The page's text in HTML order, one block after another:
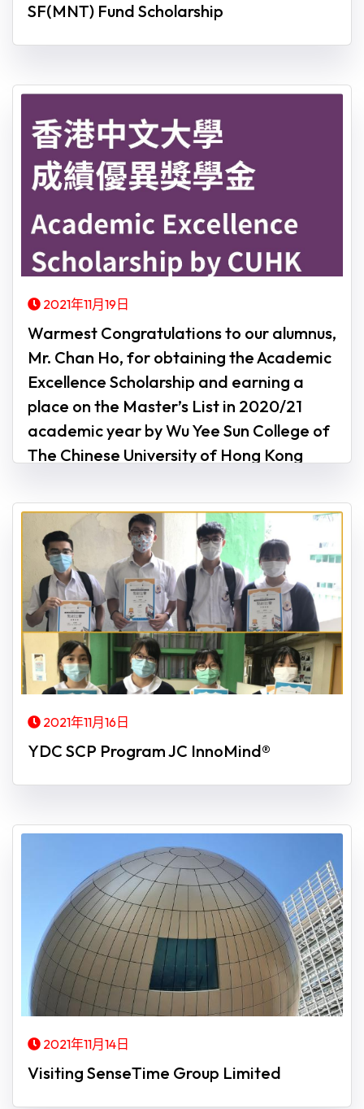
SF(MNT) Fund Scholarship
2021年11月19日
Warmest Congratulations to our alumnus,
Mr. Chan Ho, for obtaining the Academic
Excellence Scholarship and earning a
place on the Master’s List in 2020/21
academic year by Wu Yee Sun College of
The Chinese University of Hong Kong
2021年11月16日
YDC SCP Program JC InnoMind®
2021年11月14日
Visiting SenseTime Group Limited